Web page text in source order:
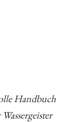
Handbuch